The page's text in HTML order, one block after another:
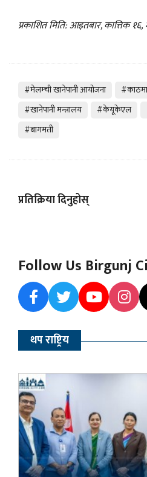
प्रकाशित मिति: आइतबार, कात्तिक
#मेलम्ची खानेपानी आयोजना
#खानेपानी मन्त्रालय
#केयूकेएल
#बागमती
प्रतिक्रिया दिनुहोस्
Follow Us Birgunj
थप राष्ट्रिय